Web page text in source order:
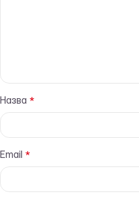
Назва *
Email *